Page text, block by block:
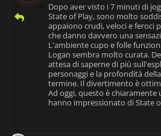
Dopo aver visto i 7 minuti di
State of Play, sono molto
appaiono crudi, veloci e feroci
che danno davvero una
L'ambiente cupo e folle
Logan sembra molto curata.
attesa di saperne di più
personaggi e la profondità
termine. Il divertimento è
Ad oggi, questo è
hanno impressionato di State